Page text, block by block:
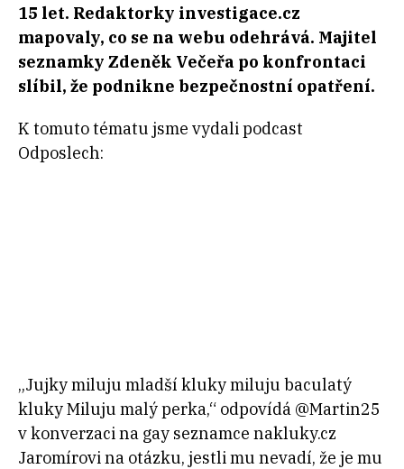
15 let. Redaktorky investigace.cz
mapovaly, co se na webu odehrává. Majitel
seznamky Zdeněk Večeřa po konfrontaci
slíbil, že podnikne bezpečnostní opatření.
K tomuto tématu jsme vydali podcast
Odposlech:
„Jujky miluju mladší kluky miluju baculatý
kluky Miluju malý perka,“ odpovídá @Martin25
v konverzaci na gay seznamce nakluky.cz
Jaromírovi na otázku, jestli mu nevadí, že je mu